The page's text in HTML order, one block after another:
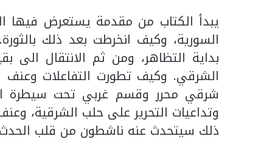
يبدأ الكتاب من مقدمة يستعرض فيها
السورية، وكيف انخرطت بعد ذلك
بداية التظاهر، ومن ثم الانتقال
الشرقي. وكيف تطورت التفاعلات
شرقي محرر وقسم غربي تحت سيطرة
وتداعيات التحرير على حلب الشرقية،
ذلك سيتحدث عنه ناشطون من قلب